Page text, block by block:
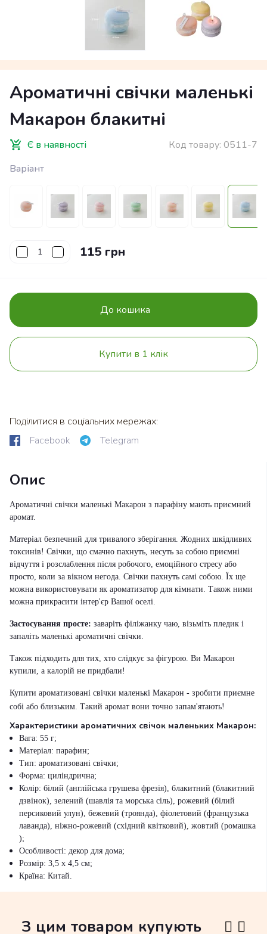
Ароматичні свічки маленькі
Макарон блакитні
Є в наявності Код товару: 0511-7
Варіант
115 грн
До кошика
Купити в 1 клік
Поділитися в соціальних мережах:
Facebook
Telegram
Опис
Ароматичні свічки маленькі Макарон з парафіну мають приємний
аромат.
Матеріал безпечний для тривалого зберігання. Жодних шкідливих
токсинів! Свічки, що смачно пахнуть, несуть за собою приємні
відчуття і розслаблення після робочого, емоційного стресу або
просто, коли за вікном негода. Свічки пахнуть самі собою. Їх ще
можна використовувати як ароматизатор для кімнати. Також ними
можна прикрасити інтер'єр Вашої оселі.
Застосування просте: заваріть філіжанку чаю, візьміть пледик і
запаліть маленькі ароматичні свічки.
Також підходить для тих, хто слідкує за фігурою. Ви Макарон
купили, а калорій не придбали!
Купити ароматизовані свічки маленькі Макарон - зробити приємне
собі або близьким. Такий аромат вони точно запам'ятають!
Характеристики ароматичних свічок маленьких Макарон:
Вага: 55 г;
Матеріал: парафин;
Тип: ароматизовані свічки;
Форма: циліндрична;
Колір: білий (англійська грушева фрезія), блакитний (блакитний
дзвінок), зелений (шавлія та морська сіль), рожевий (білий
персиковий улун), бежевий (троянда), фіолетовий (французька
лаванда), ніжно-рожевий (східний квітковий), жовтий (ромашка
);
Особливості: декор для дома;
Розмір: 3,5 х 4,5 см;
Країна: Китай.
З цим товаром купують